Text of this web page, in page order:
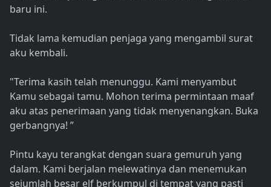
baru ini.
Tidak lama kemudian penjaga yang mengambil surat
aku kembali.
"Terima kasih telah menunggu. Kami menyambut
Kamu sebagai tamu. Mohon terima permintaan maaf
aku atas penerimaan yang tidak menyenangkan. Buka
gerbangnya! ”
Pintu kayu terangkat dengan suara gemuruh yang
dalam. Kami berjalan melewatinya dan menemukan
sejumlah besar elf berkumpul di tempat yang pasti